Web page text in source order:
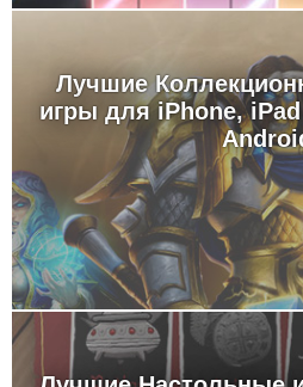
Лучшие
игры для iPhone,